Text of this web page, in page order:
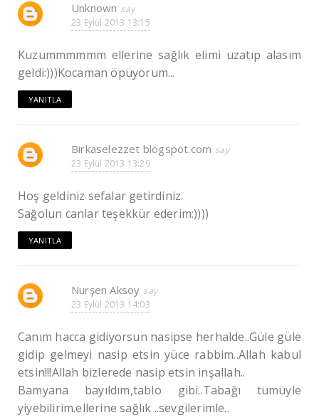
Unknown
23 Eylül 2013 13:15
Kuzummmmmm ellerine sağlık elimi uzatıp alasım
geldi:)))Kocaman öpüyorum...
YANITLA
Birkaselezzet blogspot.com
23 Eylül 2013 13:29
Hoş geldiniz sefalar getirdiniz.
Sağolun canlar teşekkür ederim:))))
YANITLA
Nurşen Aksoy
23 Eylül 2013 14:03
Canım hacca gidiyorsun nasipse herhalde..Güle güle
gidip gelmeyi nasip etsin yüce rabbim..Allah kabul
etsin!!!Allah bizlerede nasip etsin inşallah..
Bamyana bayıldım,tablo gibi..Tabağı tümüyle
yiyebilirim.ellerine sağlık ..sevgilerimle..